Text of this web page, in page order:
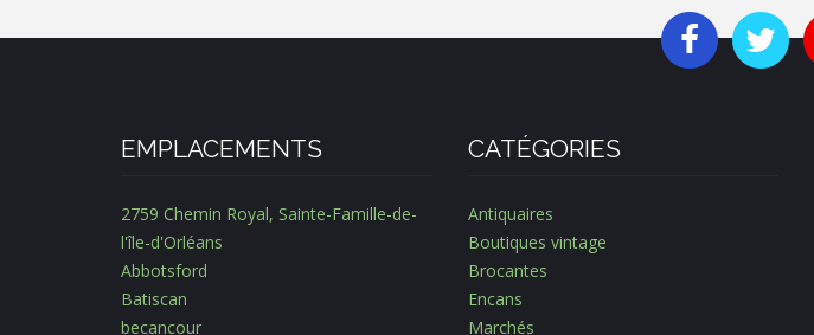
EMPLACEMENTS
2759 Chemin Royal, Sainte-Famille-de-
l'île-d'Orléans
Abbotsford
Batiscan
becancour
CATÉGORIES
Antiquaires
Boutiques vintage
Brocantes
Encans
Marchés